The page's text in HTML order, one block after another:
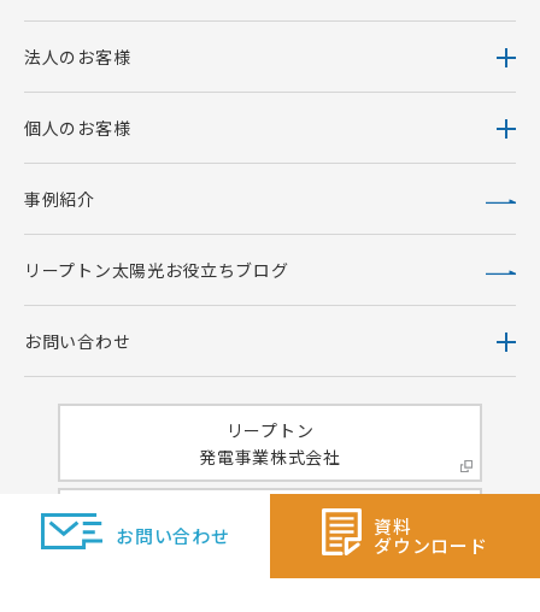
法人のお客様
個人のお客様
事例紹介
リープトン太陽光お役立ちブログ
お問い合わせ
リープトン
発電事業株式会社
ベトナム向けサイト
Trang web cho Việt Nam
お問い合わせ 資料
ダウンロード